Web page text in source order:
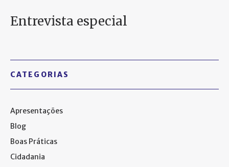
Entrevista especial
CATEGORIAS
Apresentações
Blog
Boas Práticas
Cidadania